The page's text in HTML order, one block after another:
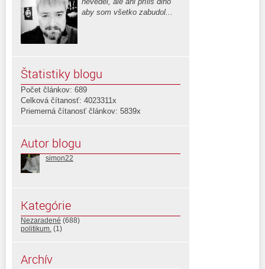
aby som všetko zabudol...
Štatistiky blogu
Počet článkov: 689
Celková čítanosť: 4023311x
Priemerná čítanosť článkov: 5839x
Autor blogu
simon22
Kategórie
Nezaradené (688)
politikum. (1)
Archív